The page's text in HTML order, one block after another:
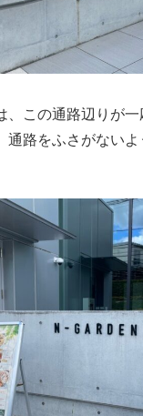
、この通路辺りが
通路をふさがない